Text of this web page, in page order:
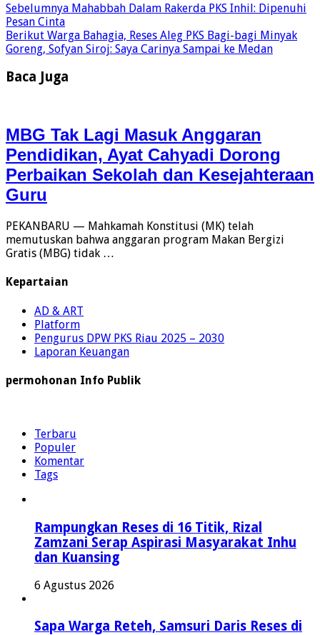
Sebelumnya Mahabbah Dalam Rakerda PKS Inhil: Dipenuhi
Pesan Cinta
Berikut Warga Bahagia, Reses Aleg PKS Bagi-bagi Minyak
Goreng, Sofyan Siroj: Saya Carinya Sampai ke Medan
Baca Juga
MBG Tak Lagi Masuk Anggaran
Pendidikan, Ayat Cahyadi Dorong
Perbaikan Sekolah dan Kesejahteraan
Guru
PEKANBARU — Mahkamah Konstitusi (MK) telah
memutuskan bahwa anggaran program Makan Bergizi
Gratis (MBG) tidak …
Kepartaian
AD & ART
Platform
Pengurus DPW PKS Riau 2025 – 2030
Laporan Keuangan
permohonan Info Publik
Terbaru
Populer
Komentar
Tags
Rampungkan Reses di 16 Titik, Rizal
Zamzani Serap Aspirasi Masyarakat Inhu
dan Kuansing
6 Agustus 2026
Sapa Warga Reteh, Samsuri Daris Reses di